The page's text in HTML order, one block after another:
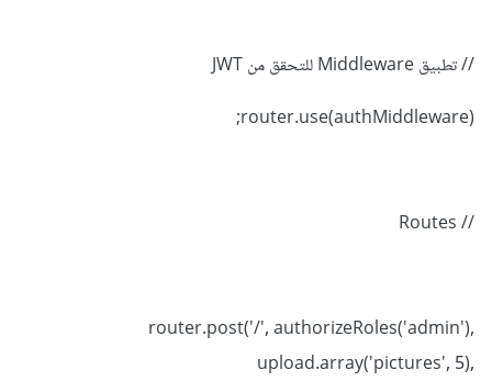
// تطبيق Middleware للتحقق من JWT
router.use(authMiddleware);
// Routes
router.post('/', authorizeRoles('admin'),
upload.array('pictures', 5),